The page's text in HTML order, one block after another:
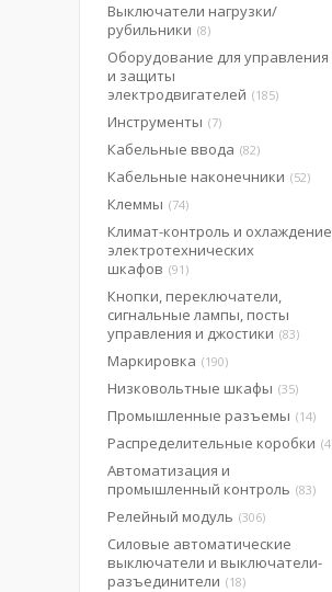
Выключатели нагрузки/
рубильники 8
Оборудование для управления
и защиты
электродвигателей
185
Инструменты 7
Кабельные ввода 82
Кабельные наконечники 52
Клеммы 74
Климат-контроль и охлаждение
электротехнических
шкафов 91
Кнопки, переключатели,
сигнальные лампы, посты
управления и джостики 83
Маркировка 190
Низковольтные шкафы 35
Промышленные разъемы 14
Распределительные коробки 4
Автоматизация и
промышленный контроль 83
Релейный модуль 306
Силовые автоматические
выключатели и выключатели-
разъединители
18